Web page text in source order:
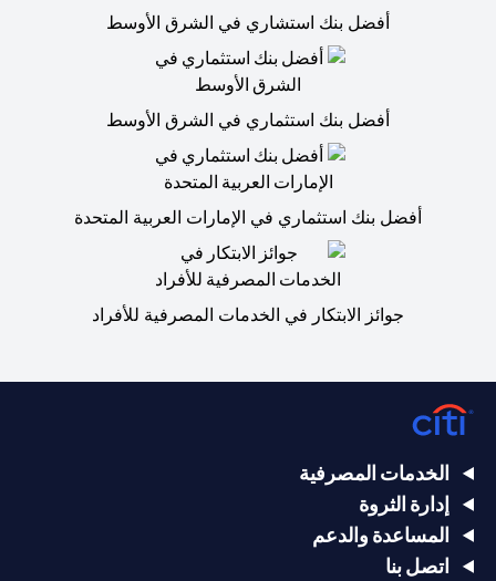
أفضل بنك استشاري في الشرق الأوسط
أفضل بنك استثماري في الشرق الأوسط
أفضل بنك استثماري في الإمارات العربية المتحدة
جوائز الابتكار في الخدمات المصرفية للأفراد
الخدمات المصرفية
إدارة الثروة
المساعدة والدعم
اتصل بنا